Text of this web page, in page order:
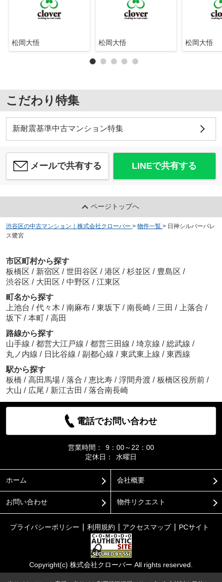
松岡大悟 松岡大悟 松岡大悟
こだわり特集
新耐震基準中古マンション特集
メールで共有する LINEで共有する
ページトップへ
渋谷区の中古マンション｜株式会社クローバー > 物件一覧 > 日神シルバーパレ
ス鷺宮
市区町村から探す
板橋区 / 新宿区 / 世田谷区 / 港区 / 杉並区 / 豊島区 /
渋谷区 / 大田区 / 中野区 / 江東区
町名から探す
上池台 / 代々木 / 南麻布 / 東坂下 / 南長崎 / 三田 / 上落合 /
坂下 / 本町 / 高田
路線から探す
山手線 / 都営大江戸線 / 都営三田線 / 埼京線 / 総武線 /
丸ノ内線 / 日比谷線 / 副都心線 / 東武東上線 / 東西線
駅から探す
板橋 / 高田馬場 / 落合 / 恵比寿 / 浮間舟渡 / 板橋区役所前 /
大山 / 広尾 / 新江古田 / 落合南長崎
電話でお問い合わせ
営業時間：
9：00～22：00
定休日：
水曜日
ホーム 会社概要
お問い合わせ 物件リクエスト
プライバシーポリシー 利用規約 アクセスマップ PCサイト
Copyright(c) 株式会社クローバー All rights reserved.